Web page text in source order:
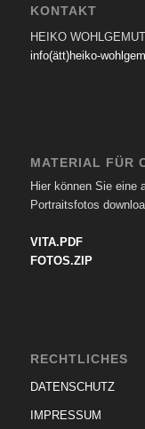
KONTAKT
HEIKO
info(ätt)heiko-
MATERIAL FÜR
Hier können Sie eine
Portraitsfotos
VITA.PDF
FOTOS.ZIP
RECHTLICHES
DATENSCHUTZ
IMPRESSUM